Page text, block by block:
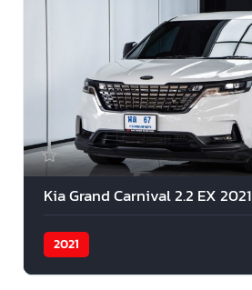
Kia Grand Carnival 2.2 EX 2021
2021